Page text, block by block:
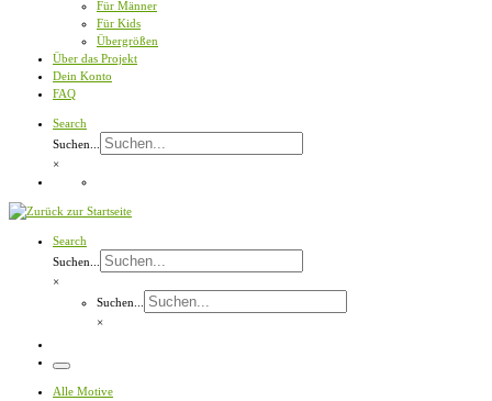
Für Männer
Für Kids
Übergrößen
Über das Projekt
Dein Konto
FAQ
Search
Suchen...
×
Search
Suchen...
×
Suchen...
×
Menü
Alle Motive